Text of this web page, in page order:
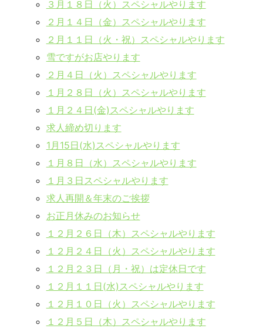
３月１８日（火）スペシャルやります
２月１４日（金）スペシャルやります
２月１１日（火・祝）スペシャルやります
雪ですがお店やります
２月４日（火）スペシャルやります
１月２８日（火）スペシャルやります
１月２４日(金)スペシャルやります
求人締め切ります
1月15日(水)スペシャルやります
１月８日（水）スペシャルやります
１月３日スペシャルやります
求人再開＆年末のご挨拶
お正月休みのお知らせ
１２月２６日（木）スペシャルやります
１２月２４日（火）スペシャルやります
１２月２３日（月・祝）は定休日です
１２月１１日(水)スペシャルやります
１２月１０日（火）スペシャルやります
１２月５日（木）スペシャルやります